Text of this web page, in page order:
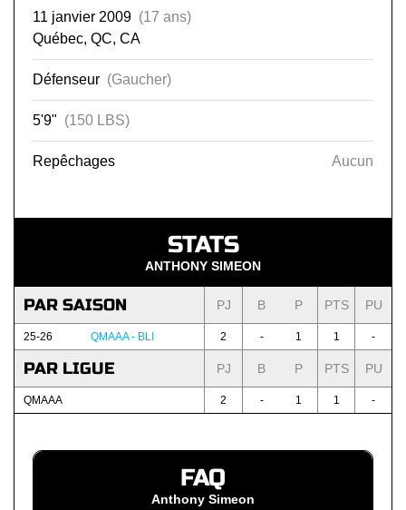
11 janvier 2009 (17 ans)
Québec, QC, CA
Défenseur (Gaucher)
5'9" (150 LBS)
Repêchages Aucun
STATS
ANTHONY SIMEON
PAR SAISON PJ B P PTS PU
25-26 QMAAA - BLI 2 - 1 1 -
PAR LIGUE PJ B P PTS PU
QMAAA 2 - 1 1 -
FAQ
Anthony Simeon